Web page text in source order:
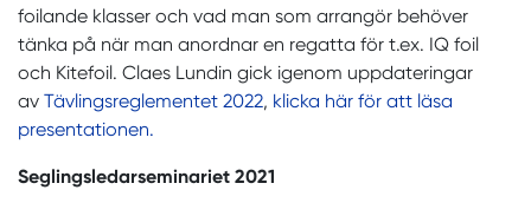
foilande klasser och vad man som arrangör behöver
tänka på när man anordnar en regatta för t.ex. IQ foil
och Kitefoil. Claes Lundin gick igenom uppdateringar
av Tävlingsreglementet 2022, klicka här för att läsa
presentationen.
Seglingsledarseminariet 2021